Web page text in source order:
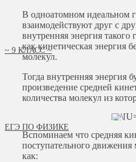
~ 9 КЛАСС ~
ЕГЭ ПО ФИЗИКЕ
В одноатомном идеальном
взаимодействуют друг с
внутренняя энергия такого
как кинетическая энергия
молекул.
Тогда внутренняя энергия
произведение средней
количества молекул из
Вспоминаем что средняя
поступательного движения
как: